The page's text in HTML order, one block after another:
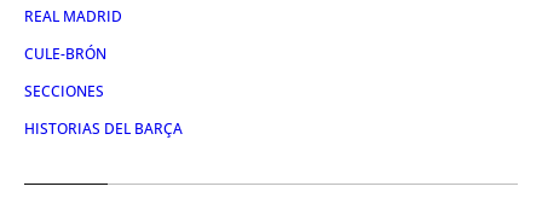
REAL MADRID
CULE-BRÓN
SECCIONES
HISTORIAS DEL BARÇA